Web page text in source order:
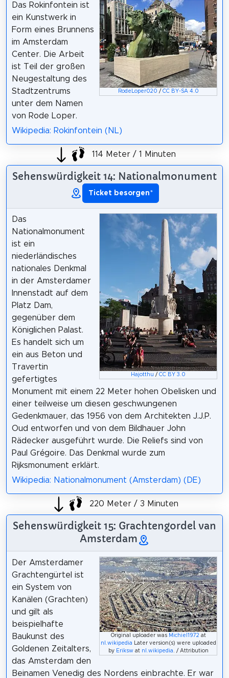
RodeLoper020 / CC BY-SA 4.0
Das Rokinfontein ist
ein Kunstwerk in
Form eines Brunnens
im Amsterdam
Center. Die Arbeit
ist Teil der großen
Neugestaltung des
Stadtzentrums
unter dem Namen
von Rode Loper.
Wikipedia: Rokinfontein (NL)
114 Meter / 1 Minuten
Sehenswürdigkeit 14: Nationalmonument
Ticket besorgen*
Hajotthu /CC BY 3.0
Das
Nationalmonument
ist ein
niederländisches
nationales Denkmal
in der Amsterdamer
Innenstadt auf dem
Platz Dam,
gegenüber dem
Königlichen Palast.
Es handelt sich um
ein aus Beton und
Travertin
gefertigtes
Monument mit einem 22 Meter hohen Obelisken und
einer teilweise um diesen geschwungenen
Gedenkmauer, das 1956 von dem Architekten J.J.P.
Oud entworfen und von dem Bildhauer John
Rädecker ausgeführt wurde. Die Reliefs sind von
Paul Grégoire. Das Denkmal wurde zum
Rijksmonument erklärt.
Wikipedia: Nationalmonument (Amsterdam) (DE)
220 Meter / 3 Minuten
Sehenswürdigkeit 15: Grachtengordel van
Amsterdam
Original uploader was Michiel1972 at
nl.wikipedia Later version(s) were uploaded
by Erikswat nl.wikipedia . / Attribution
Der Amsterdamer
Grachtengürtel ist
ein System von
Kanälen (Grachten)
und gilt als
beispielhafte
Baukunst des
Goldenen Zeitalters,
das Amsterdam den
Beinamen Venedig des Nordens einbrachte. Er war